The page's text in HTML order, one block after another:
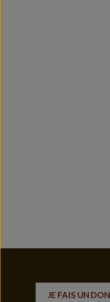
JE FAIS UN DON